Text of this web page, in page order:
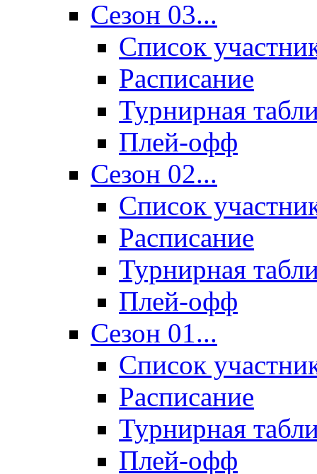
Сезон 03...
Список
Расписание
Турнирная
Плей-офф
Сезон 02...
Список
Расписание
Турнирная
Плей-офф
Сезон 01...
Список
Расписание
Турнирная
Плей-офф